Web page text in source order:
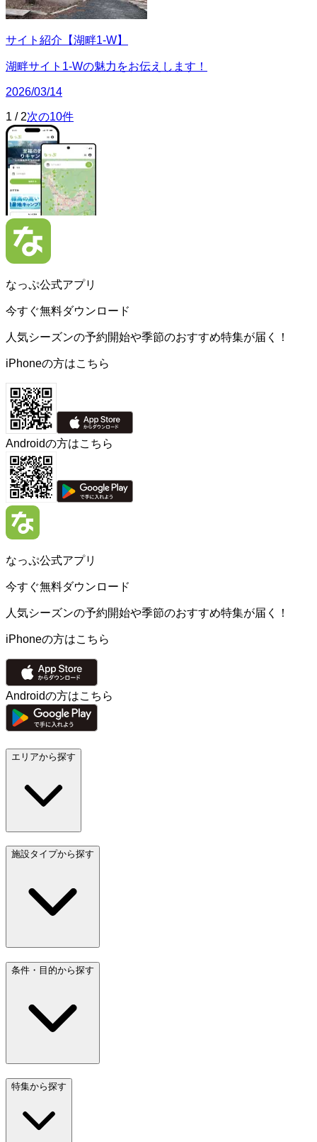
サイト紹介【湖畔1-W】
湖畔サイト1-Wの魅力をお伝えします！
2026/03/14
1 / 2次の10件
なっぷ公式アプリ
今すぐ無料ダウンロード
人気シーズンの予約開始や季節のおすすめ特集が届く！
iPhoneの方はこちら
Androidの方はこちら
なっぷ公式アプリ
今すぐ無料ダウンロード
人気シーズンの予約開始や季節のおすすめ特集が届く！
iPhoneの方はこちら
Androidの方はこちら
エリアから探す
施設タイプから探す
条件・目的から探す
特集から探す